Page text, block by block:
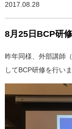
2017.08.28
8月25日BCP研修
昨年同様、外部講師
してBCP研修を行いま